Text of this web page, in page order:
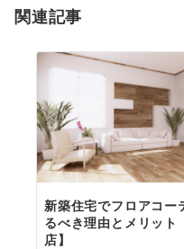
関連記事
新築住宅でフロアコー
るべき理由とメリット
店】